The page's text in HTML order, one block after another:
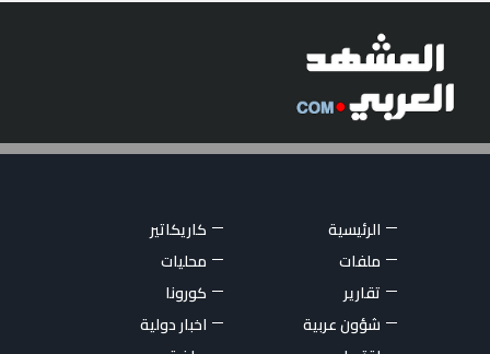
الرئيسية
كاريكاتير
ملفات
محليات
تقارير
كورونا
شؤون عربية
اخبار دولية